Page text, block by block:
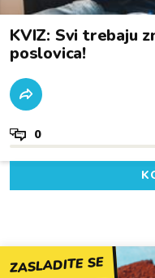
KVIZ: Svi trebaju
poslovica!
0
ZASLADITE SE